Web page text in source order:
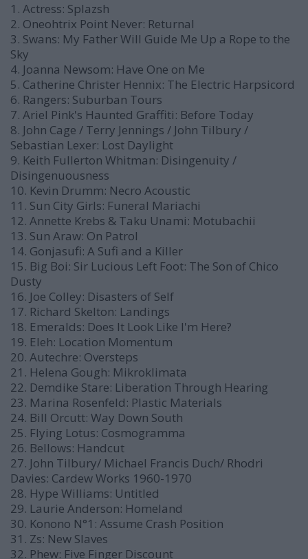
1. Actress: Splazsh
2. Oneohtrix Point Never: Returnal
3. Swans: My Father Will Guide Me Up a Rope to the
Sky
4. Joanna Newsom: Have One on Me
5. Catherine Christer Hennix: The Electric Harpsicord
6. Rangers: Suburban Tours
7. Ariel Pink's Haunted Graffiti: Before Today
8. John Cage / Terry Jennings / John Tilbury /
Sebastian Lexer: Lost Daylight
9. Keith Fullerton Whitman: Disingenuity /
Disingenuousness
10. Kevin Drumm: Necro Acoustic
11. Sun City Girls: Funeral Mariachi
12. Annette Krebs & Taku Unami: Motubachii
13. Sun Araw: On Patrol
14. Gonjasufi: A Sufi and a Killer
15. Big Boi: Sir Lucious Left Foot: The Son of Chico
Dusty
16. Joe Colley: Disasters of Self
17. Richard Skelton: Landings
18. Emeralds: Does It Look Like I'm Here?
19. Eleh: Location Momentum
20. Autechre: Oversteps
21. Helena Gough: Mikroklimata
22. Demdike Stare: Liberation Through Hearing
23. Marina Rosenfeld: Plastic Materials
24. Bill Orcutt: Way Down South
25. Flying Lotus: Cosmogramma
26. Bellows: Handcut
27. John Tilbury/ Michael Francis Duch/ Rhodri
Davies: Cardew Works 1960-1970
28. Hype Williams: Untitled
29. Laurie Anderson: Homeland
30. Konono N°1: Assume Crash Position
31. Zs: New Slaves
32. Phew: Five Finger Discount